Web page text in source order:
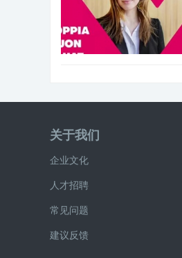
关于我们
企业文化
人才招聘
常见问题
建议反馈